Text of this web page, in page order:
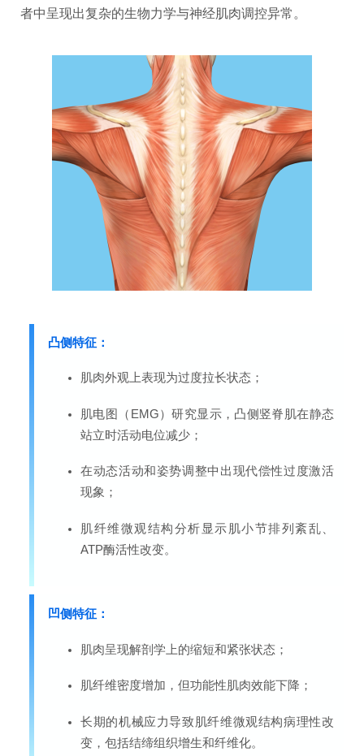
者中呈现出复杂的生物力学与神经肌肉调控异常。
凸侧特征：
肌肉外观上表现为过度拉长状态；
肌电图（EMG）研究显示，凸侧竖脊肌在静态
站立时活动电位减少；
在动态活动和姿势调整中出现代偿性过度激活
现象；
肌纤维微观结构分析显示 肌小节排列紊乱、
ATP酶活性改变。
凹侧特征：
肌肉呈现解剖学上的缩短和紧张状态；
肌纤维密度增加，但功能性肌肉效能下降；
长期的机械应力导致肌纤维微观结构病理性改
变，包括结缔组织增生和纤维化。